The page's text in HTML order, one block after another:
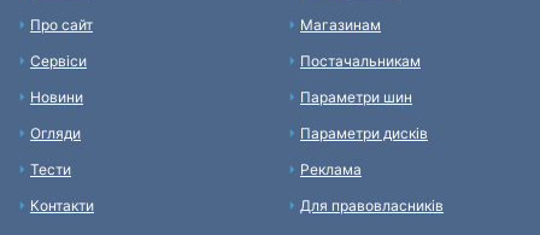
Про сайт
Сервіси
Новини
Огляди
Тести
Контакти
Магазинам
Постачальникам
Параметри шин
Параметри дисків
Реклама
Для правовласників